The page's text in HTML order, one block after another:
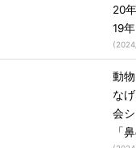
20
19
(
動
な
会
「